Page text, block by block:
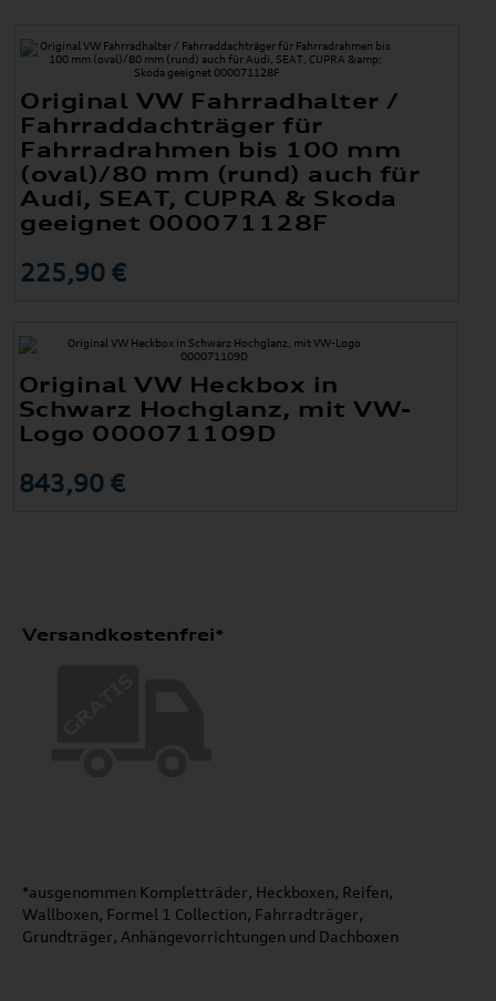
Original VW Fahrradhalter /
Fahrraddachträger für
Fahrradrahmen bis 100 mm
(oval)/80 mm (rund) auch für
Audi, SEAT, CUPRA & Skoda
geeignet 000071128F
225,90 €
Original VW Heckbox in
Schwarz Hochglanz, mit VW-
Logo 000071109D
843,90 €
Versandkostenfrei*
*ausgenommen Kompletträder, Heckboxen, Reifen,
Wallboxen, Formel 1 Collection, Fahrradträger,
Grundträger, Anhängevorrichtungen und Dachboxen